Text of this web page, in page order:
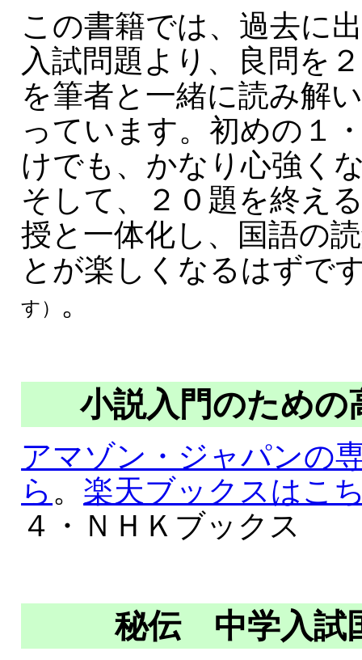
この書籍では、過去に
入試問題より、良問を
を筆者と一緒に読み解
っています。初めの１
けでも、かなり心強く
そして、２０題を終え
授と一体化し、国語の
とが楽しくなるはずで
す） 。
小説入門のための
アマゾン・ジャパンの
ら 。 楽天ブックスはこ
４・ＮＨＫブックス
秘伝 中学入試